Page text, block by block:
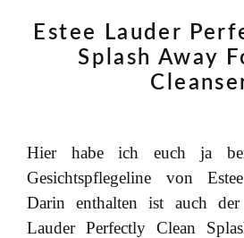
Estee Lauder
Splash Away
Hier habe ich euch ja
Gesichtspflegeline von
Darin enthalten ist auch der
Lauder Perfectly Clean